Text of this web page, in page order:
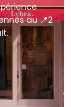
au 📍2